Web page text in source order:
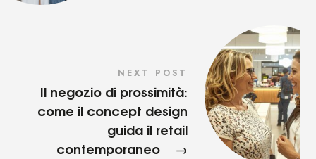
NEXT POST
Il negozio di prossimità:
come il concept design
guida il retail
contemporaneo
→